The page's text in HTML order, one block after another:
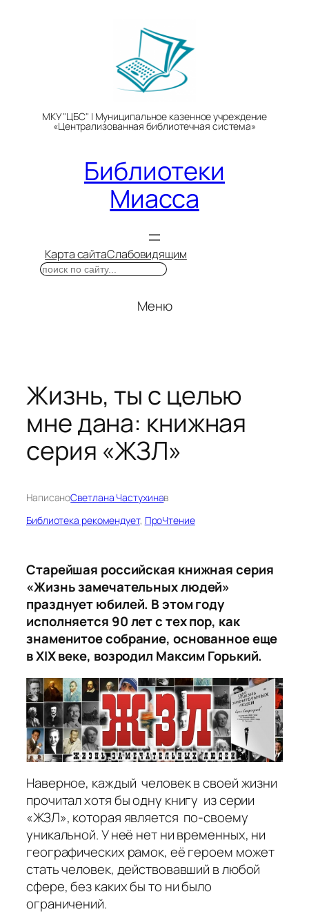
МКУ "ЦБС" | Муниципальное казенное учреждение
«Централизованная библиотечная система»
Библиотеки
Миасса
Карта сайтаСлабовидящим
Поиск
Меню
Жизнь, ты с целью
мне дана: книжная
серия «ЖЗЛ»
НаписаноСветлана Частухинав
Библиотека рекомендует, ПроЧтение
Старейшая российская книжная серия
«Жизнь замечательных людей»
празднует юбилей. В этом году
исполняется 90 лет с тех пор, как
знаменитое собрание, основанное еще
в XIX веке, возродил Максим Горький.
Наверное, каждый человек в своей жизни
прочитал хотя бы одну книгу из серии
«ЖЗЛ», которая является по-своему
уникальной. У неё нет ни временных, ни
географических рамок, её героем может
стать человек, действовавший в любой
сфере, без каких бы то ни было
ограничений.